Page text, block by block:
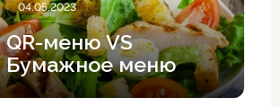
04.05.2023
QR-меню VS
Бумажное меню